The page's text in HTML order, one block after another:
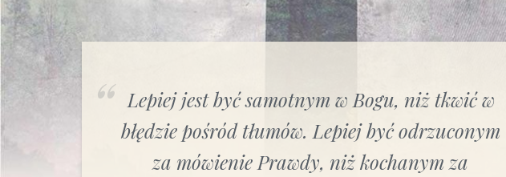
duchowej
Szatan wobec świętych
Lepiej jest być samotnym w Bogu, niż tkwić w
błędzie pośród tłumów. Lepiej być odrzuconym
za mówienie Prawdy, niż kochanym za